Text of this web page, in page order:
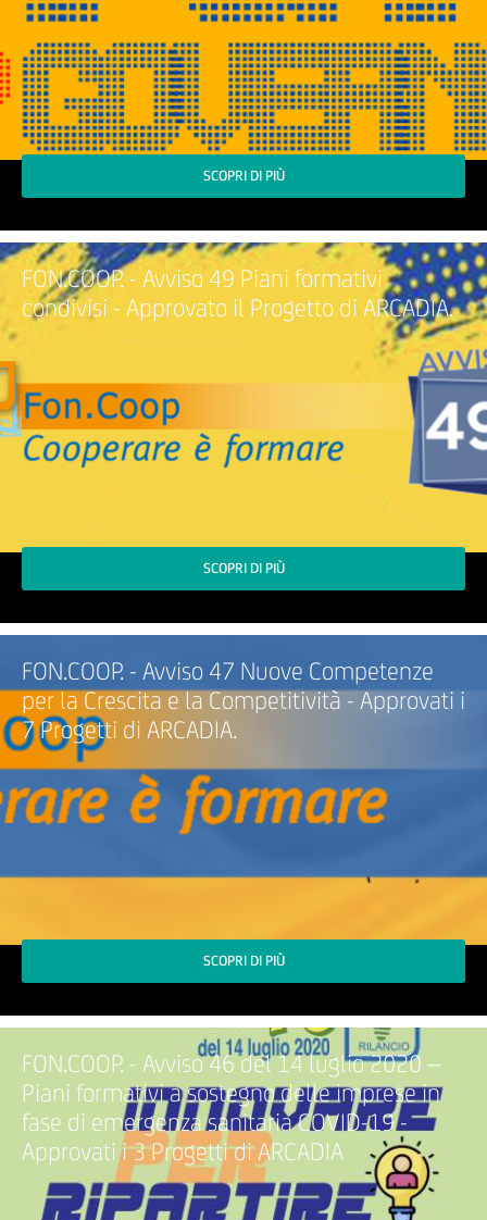
SCOPRI DI PIÙ
FON.COOP. - Avviso 49 Piani formativi
condivisi - Approvato il Progetto di ARCADIA.
SCOPRI DI PIÙ
FON.COOP. - Avviso 47 Nuove Competenze
per la Crescita e la Competitività - Approvati i
7 Progetti di ARCADIA.
SCOPRI DI PIÙ
FON.COOP. - Avviso 46 del 14 luglio 2020 –
Piani formativi a sostegno delle imprese in
fase di emergenza sanitaria COVID-19 -
Approvati i 3 Progetti di ARCADIA